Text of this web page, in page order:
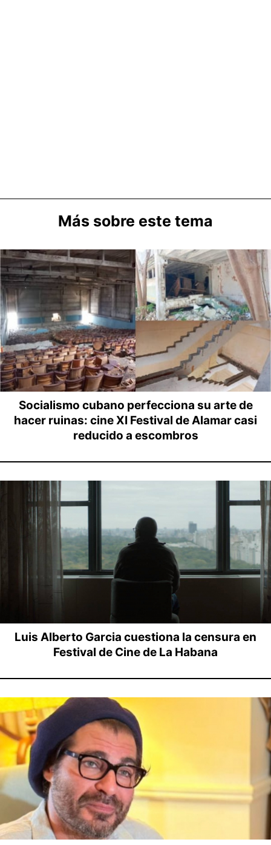
Más sobre este tema
Socialismo cubano perfecciona su arte de
hacer ruinas: cine XI Festival de Alamar casi
reducido a escombros
Luis Alberto Garcia cuestiona la censura en
Festival de Cine de La Habana